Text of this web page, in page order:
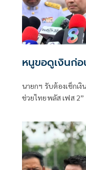
หนูขอดูเงินก่อ
นายกฯ รับต้องเช็กเ
ช่วยไทยพลัส เฟส 2” สวนคนวิจารณ์ปมเป็นภาระประชาชน ชี้
ไทยพลัสหรือไม่